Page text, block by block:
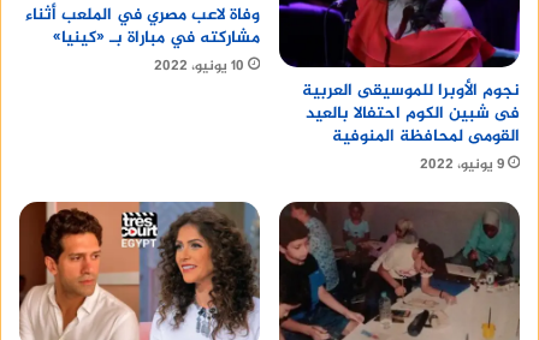
نجوم الأوبرا للموسيقى العربية
فى شبين الكوم احتفالا بالعيد
القومى لمحافظة المنوفية
9 يونيو، 2022
وفاة لاعب مصري في الملعب أثناء
مشاركته في مباراة بـ «كينيا»
10 يونيو، 2022